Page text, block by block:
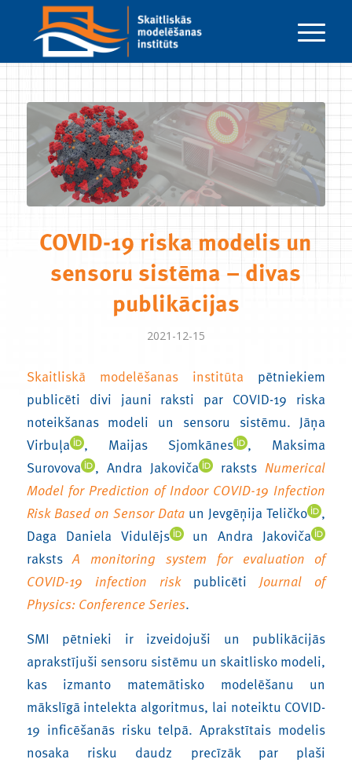
COVID-19 riska modelis un
sensoru sistēma – divas
publikācijas
2021-12-15
Skaitliskā modelēšanas institūta pētniekiem
publicēti divi jauni raksti par COVID-19 riska
noteikšanas modeli un sensoru sistēmu. Jāņa
Virbuļa
, Maijas Sjomkānes
, Maksima
Surovova
, Andra Jakoviča rakstsNumerical
Model for Prediction of Indoor COVID-19 Infection
Risk Based on Sensor Data un Jevgēņija Teličko
,
Daga Daniela Vidulējs
un Andra Jakoviča
rakstsA monitoring system for evaluation of
COVID-19 infection riskpublicētiJournal of
Physics: Conference Series.
SMI pētnieki ir izveidojuši un publikācijās
aprakstījuši sensoru sistēmu un skaitlisko modeli,
kas izmanto matemātisko modelēšanu un
mākslīgā intelekta algoritmus, lai noteiktu COVID-
19 inficēšanās risku telpā. Aprakstītais modelis
nosaka risku daudz precīzāk par plaši